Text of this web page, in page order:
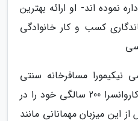
را اداره نموده اند- او ارائه بهترین
کسب و کار خانوادگی
نیکیمورا مسافرخانه سنتی
کیوتو را اداره نموده اند. این کاروانسرا 200 سالگی خود را در
از این میزبان مهمانانی مانند